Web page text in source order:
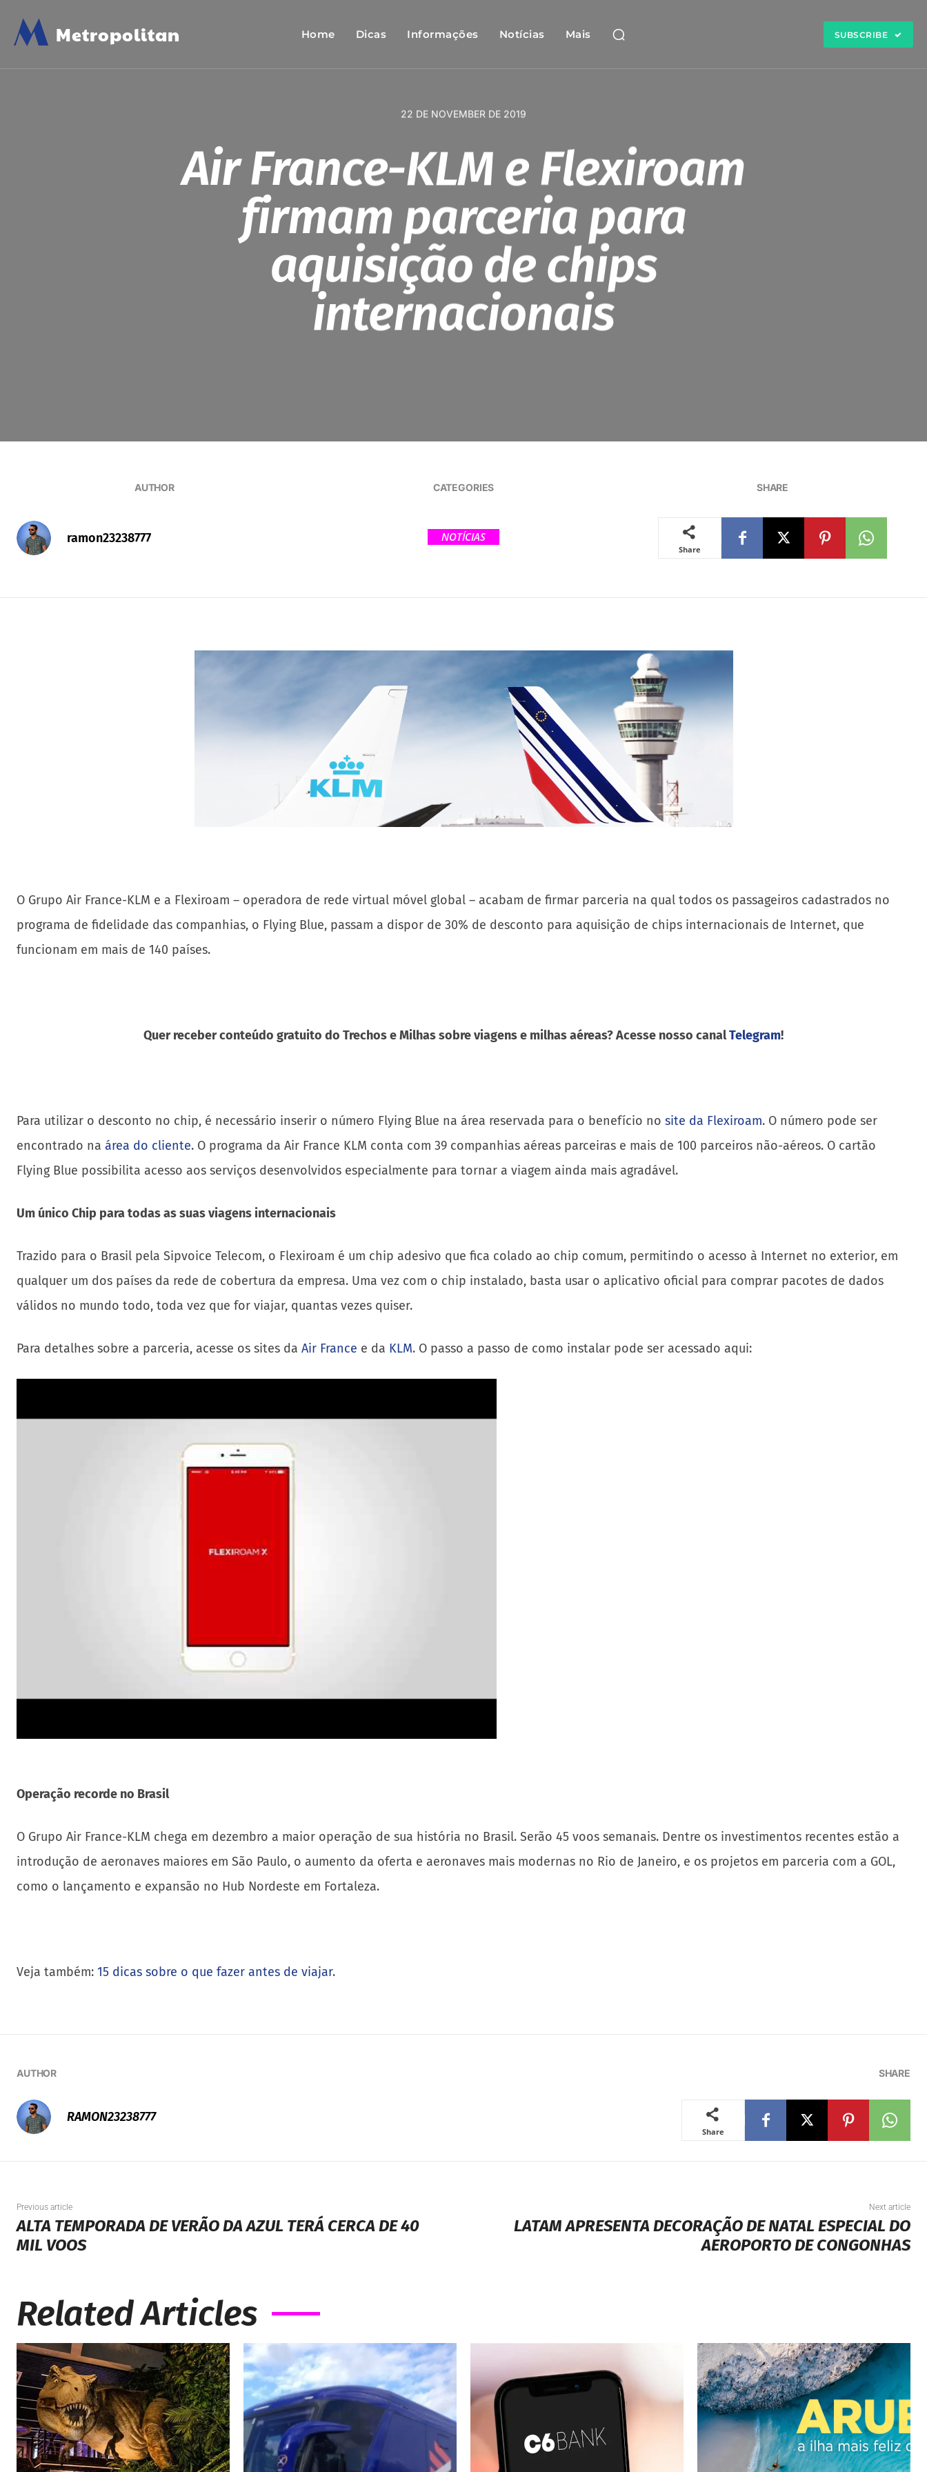
M Metropolitan Home Dicas Informações Notícias Mais SUBSCRIBE
22 DE NOVEMBER DE 2019
Air France-KLM e Flexiroam
firmam parceria para
aquisição de chips
internacionais
AUTHOR
ramon23238777
CATEGORIES
NOTÍCIAS
SHARE
Share
O Grupo Air France-KLM e a Flexiroam – operadora de rede virtual móvel global – acabam de firmar parceria na qual todos os passageiros cadastrados no
programa de fidelidade das companhias, o Flying Blue, passam a dispor de 30% de desconto para aquisição de chips internacionais de Internet, que
funcionam em mais de 140 países.
Quer receber conteúdo gratuito do Trechos e Milhas sobre viagens e milhas aéreas? Acesse nosso canalTelegram!
Para utilizar o desconto no chip, é necessário inserir o número Flying Blue na área reservada para o benefício no site da Flexiroam. O número pode ser
encontrado na área do cliente. O programa da Air France KLM conta com 39 companhias aéreas parceiras e mais de 100 parceiros não-aéreos. O cartão
Flying Blue possibilita acesso aos serviços desenvolvidos especialmente para tornar a viagem ainda mais agradável.
Um único Chip para todas as suas viagens internacionais
Trazido para o Brasil pela Sipvoice Telecom, o Flexiroam é um chip adesivo que fica colado ao chip comum, permitindo o acesso à Internet no exterior, em
qualquer um dos países da rede de cobertura da empresa. Uma vez com o chip instalado, basta usar o aplicativo oficial para comprar pacotes de dados
válidos no mundo todo, toda vez que for viajar, quantas vezes quiser.
Para detalhes sobre a parceria, acesse os sites da Air France e da KLM. O passo a passo de como instalar pode ser acessado aqui:
Operação recorde no Brasil
O Grupo Air France-KLM chega em dezembro a maior operação de sua história no Brasil. Serão 45 voos semanais. Dentre os investimentos recentes estão a
introdução de aeronaves maiores em São Paulo, o aumento da oferta e aeronaves mais modernas no Rio de Janeiro, e os projetos em parceria com a GOL,
como o lançamento e expansão no Hub Nordeste em Fortaleza.
Veja também: 15 dicas sobre o que fazer antes de viajar.
AUTHOR
RAMON23238777
SHARE
Share
Previous article
ALTA TEMPORADA DE VERÃO DA AZUL TERÁ CERCA DE 40
MIL VOOS
Next article
LATAM APRESENTA DECORAÇÃO DE NATAL ESPECIAL DO
AEROPORTO DE CONGONHAS
Related Articles